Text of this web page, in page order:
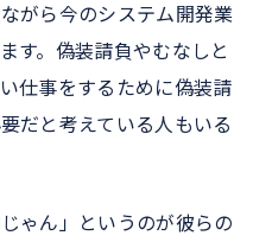
がら今のシステム開発業
す。偽装請負やむなしと
仕事をするために偽装請
だと考えている人もいる
ゃん」というのが彼らの